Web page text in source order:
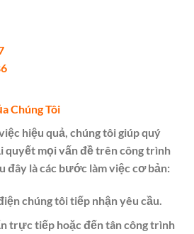
Chúng Tôi
hiệu quả, chúng tôi giúp quý
quyết mọi vấn đề trên công trình
đây là các bước làm việc cơ bản:
chúng tôi tiếp nhận yêu cầu.
trực tiếp hoặc đến tân công trình